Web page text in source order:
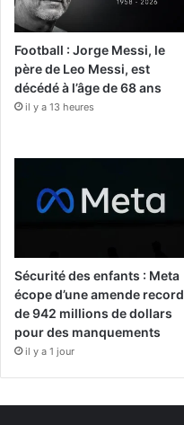
Football : Jorge Messi, le
père de Leo Messi, est
décédé à l’âge de 68 ans
il y a 13 heures
Sécurité des enfants : Meta
écope d’une amende record
de 942 millions de dollars
pour des manquements
il y a 1 jour